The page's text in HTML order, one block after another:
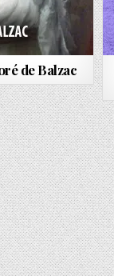
de Balzac